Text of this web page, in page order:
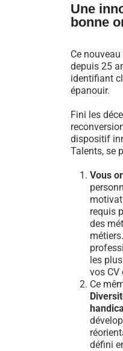
Une
bonne
Ce
depuis 25
identifiant
épanouir.
Fini les
dispositif
Talents, se
Vous
requis
des
les
vos CV
Ce
défini